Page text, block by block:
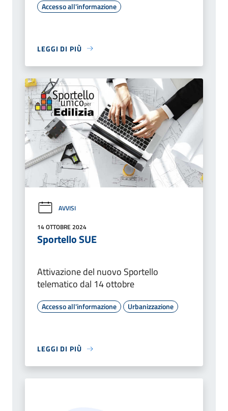
Accesso all'informazione
LEGGI DI PIÙ
AVVISI
14 OTTOBRE 2024
Sportello SUE
Attivazione del nuovo Sportello
telematico dal 14 ottobre
Accesso all'informazione Urbanizzazione
LEGGI DI PIÙ